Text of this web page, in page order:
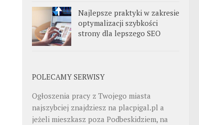
Najlepsze praktyki w zakresie
optymalizacji szybkości
strony dla lepszego SEO
POLECAMY SERWISY
Ogłoszenia pracy z Twojego miasta
najszybciej znajdziesz na placpigal.pl a
jeżeli mieszkasz poza Podbeskidziem, na